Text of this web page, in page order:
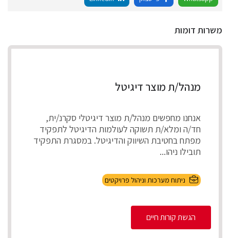
משרות דומות
מנהל/ת מוצר דיגיטל
אנחנו מחפשים מנהל/ת מוצר דיגיטלי סקרנ/ית,
חד/ה ומלא/ת תשוקה לעולמות הדיגיטל לתפקיד
מפתח בחטיבת השיווק והדיגיטל. במסגרת התפקיד
תובילו ניהו...
ניתוח מערכות וניהול פרויקטים
הגשת קורות חיים